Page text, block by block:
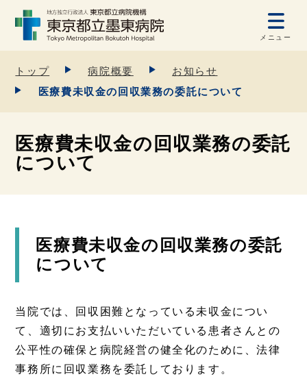
メニュー
トップ 病院概要
お知らせ
医療費未収金の回収業務の委託について
医療費未収金の回収業務の委託
について
医療費未収金の回収業務の委託
について
当院では、回収困難となっている未収金につい
て、適切にお支払いいただいている患者さんとの
公平性の確保と病院経営の健全化のために、法律
事務所に回収業務を委託しております。